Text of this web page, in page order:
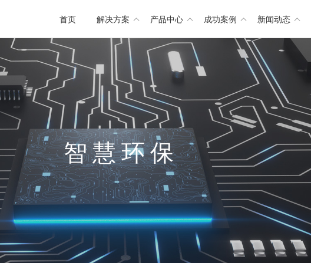
首页 解决方案 产品中心 成功案例 新闻动态
智慧环保